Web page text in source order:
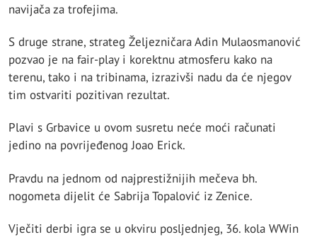
navijača za trofejima.
S druge strane, strateg Željezničara Adin Mulaosmanović
pozvao je na fair-play i korektnu atmosferu kako na
terenu, tako i na tribinama, izrazivši nadu da će njegov
tim ostvariti pozitivan rezultat.
Plavi s Grbavice u ovom susretu neće moći računati
jedino na povrijeđenog Joao Erick.
Pravdu na jednom od najprestižnijih mečeva bh.
nogometa dijelit će Sabrija Topalović iz Zenice.
Vječiti derbi igra se u okviru posljednjeg, 36. kola WWin